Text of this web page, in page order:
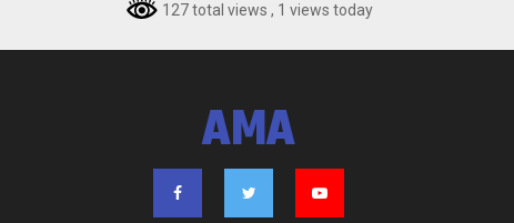
127 total views , 1 views today
AMA